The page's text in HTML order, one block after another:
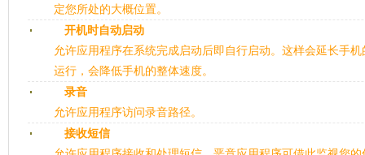
定您所处的大概位置。
开机时自动启动
允许应用程序在系统完成启动后即自行启动。这样会延长手
运行，会降低手机的整体速度。
录音
允许应用程序访问录音路径。
接收短信